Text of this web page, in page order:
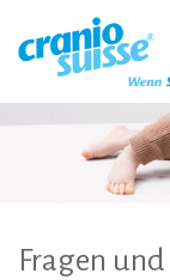
(Accesskey
Hauptnavigation
(Accesskey
Inhalt
(Accesskey
Sprachumschaltung
(Accesskey
Fragen und